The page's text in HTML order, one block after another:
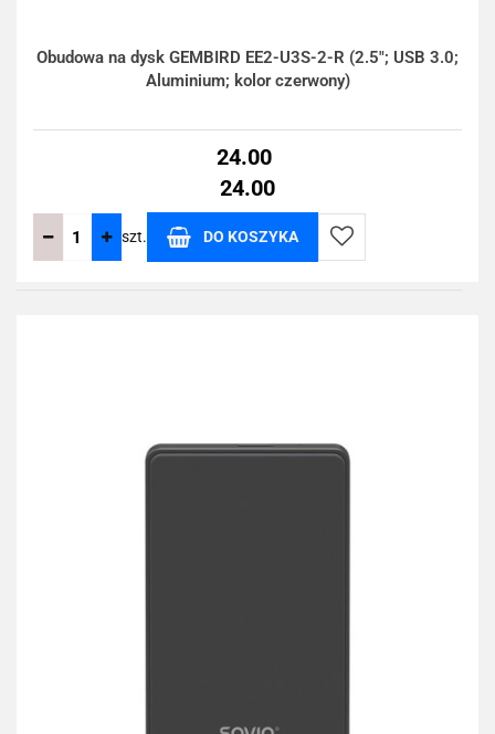
Obudowa na dysk GEMBIRD EE2-U3S-2-R (2.5"; USB 3.0;
Aluminium; kolor czerwony)
24.00
24.00
szt. DO KOSZYKA
Do